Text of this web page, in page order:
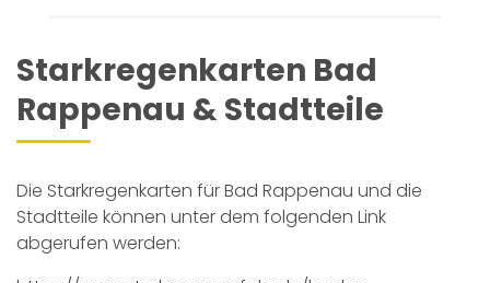
Starkregenkarten Bad
Rappenau & Stadtteile
Die Starkregenkarten für Bad Rappenau und die
Stadtteile können unter dem folgenden Link
abgerufen werden: